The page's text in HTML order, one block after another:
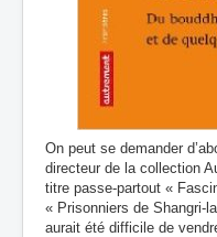
On peut se demander
directeur de la collection
titre passe-partout «
« Prisonniers de Shangri-
aurait été difficile de